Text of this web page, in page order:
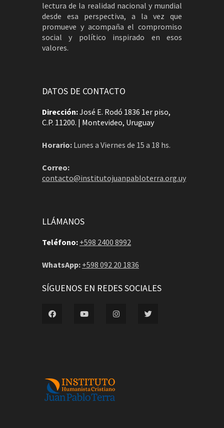
lectura de la realidad nacional y mundial
desde esa perspectiva, a la vez que
promueve y acompaña el compromiso
social y político inspirado en esos
valores.
DATOS DE CONTACTO
Dirección:José E. Rodó 1836 1er piso,
C.P. 11200. | Montevideo, Uruguay
Horario: Lunes a Viernes de 15 a 18 hs.
Correo:
contacto@institutojuanpabloterra.org.uy
LLÁMANOS
Teléfono: +598 2400 8992
WhatsApp: +598 092 20 1836
SÍGUENOS EN REDES SOCIALES